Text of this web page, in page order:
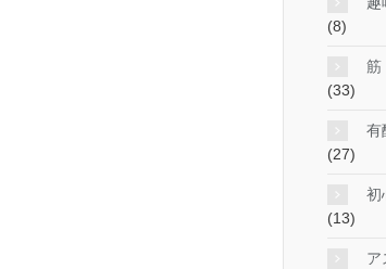
(8)
筋
(33)
有
(27)
初
(13)
ア